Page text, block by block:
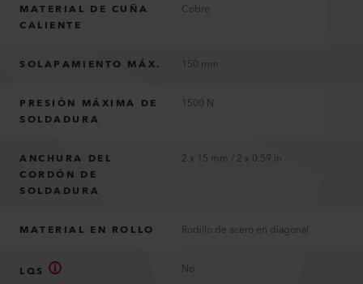
MATERIAL DE CUÑA
CALIENTE
Cobre
SOLAPAMIENTO MÁX. 150 mm
PRESIÓN MÁXIMA DE
SOLDADURA
1500 N
ANCHURA DEL
CORDÓN DE
SOLDADURA
2 x 15 mm / 2 x 0.59 in
MATERIAL EN ROLLO Rodillo de acero en diagonal
LQS No